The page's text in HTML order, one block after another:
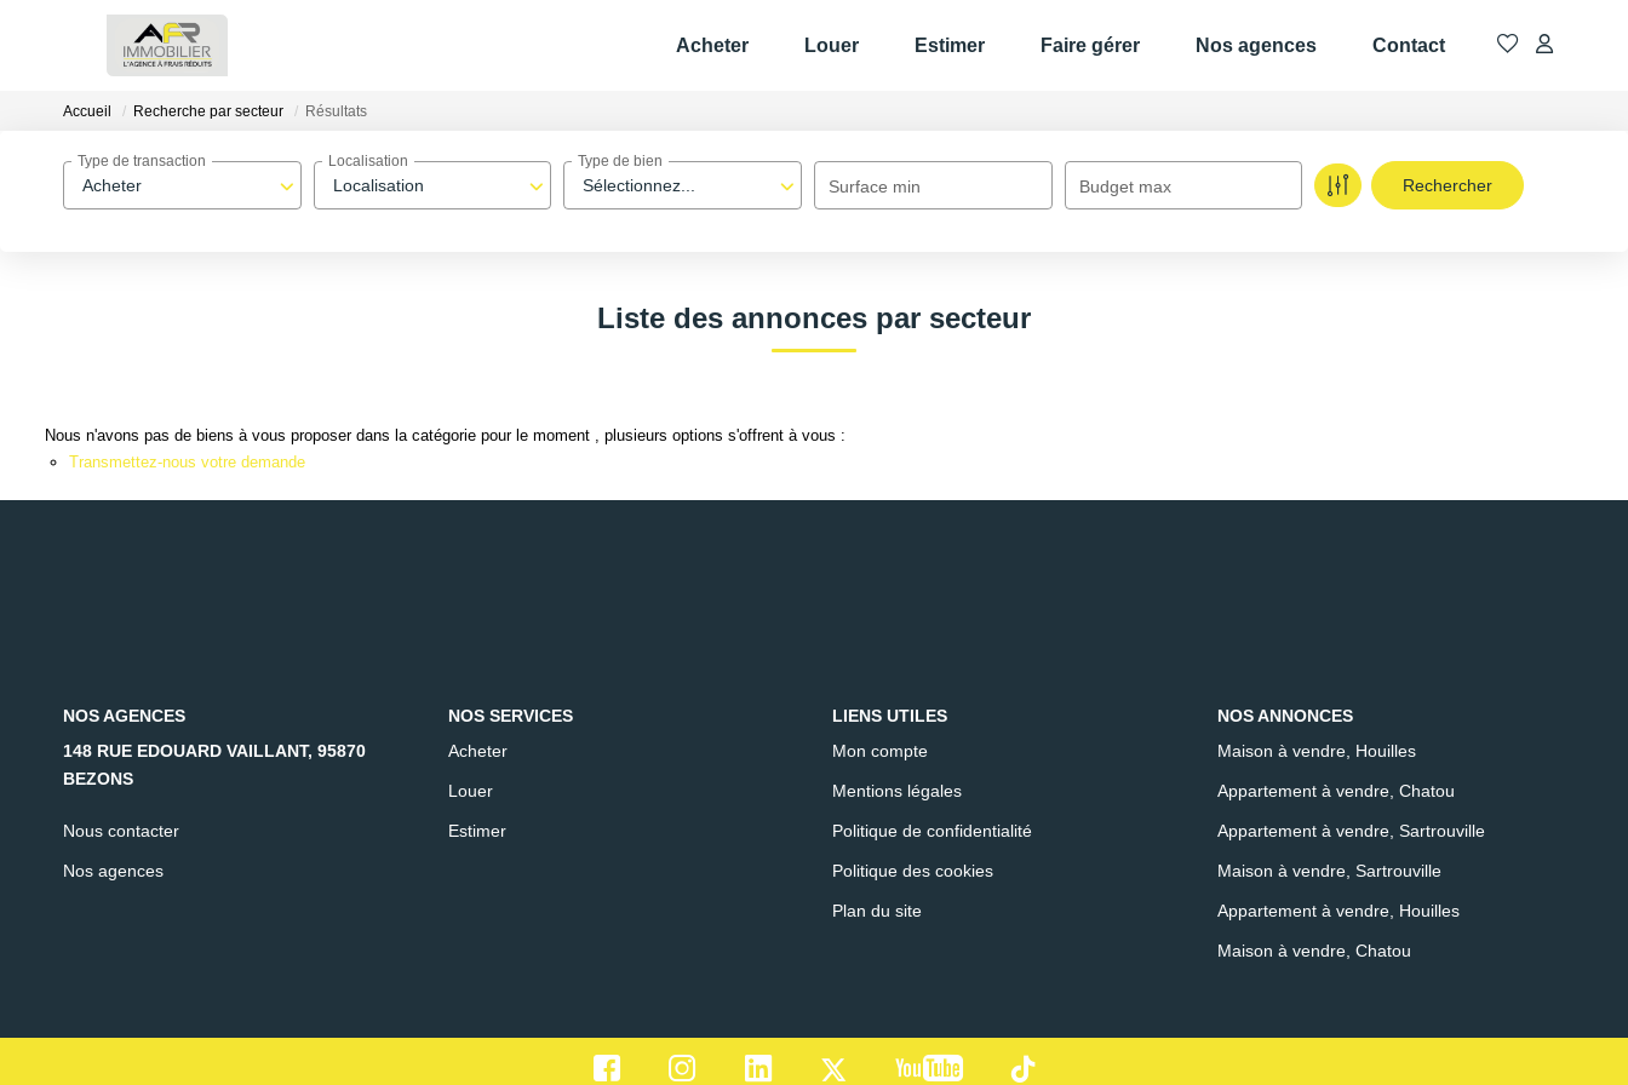
Acheter Louer Estimer Faire gérer Nos agences Contact
Accueil Recherche par secteur Résultats
Acheter
Type de transaction
Localisation
Localisation
Sélectionnez...
Type de bien
Surface min Budget max
Liste des annonces par secteur
Nous n'avons pas de biens à vous proposer dans la catégorie pour le moment , plusieurs options s'offrent à vous :
Transmettez-nous votre demande
NOS AGENCES
148 RUE EDOUARD VAILLANT, 95870
BEZONS
Nous contacter
Nos agences
NOS SERVICES
Acheter
Louer
Estimer
LIENS UTILES
Mon compte
Mentions légales
Politique de confidentialité
Politique des cookies
Plan du site
NOS ANNONCES
Maison à vendre, Houilles
Appartement à vendre, Chatou
Appartement à vendre, Sartrouville
Maison à vendre, Sartrouville
Appartement à vendre, Houilles
Maison à vendre, Chatou